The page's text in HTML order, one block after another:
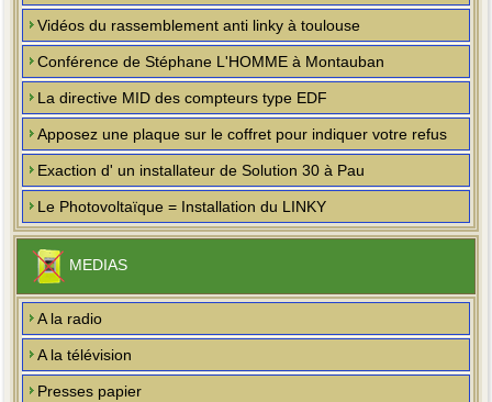
Vidéos du rassemblement anti linky à toulouse
Conférence de Stéphane L'HOMME à Montauban
La directive MID des compteurs type EDF
Apposez une plaque sur le coffret pour indiquer votre refus
Exaction d' un installateur de Solution 30 à Pau
Le Photovoltaïque = Installation du LINKY
MEDIAS
A la radio
A la télévision
Presses papier